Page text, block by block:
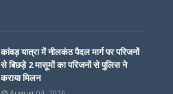
कांवड़ यात्रा में नीलकंठ पैदल मार्ग पर परिजनों
से बिछड़े 2 मासूमों का परिजनों से पुलिस ने
कराया मिलन